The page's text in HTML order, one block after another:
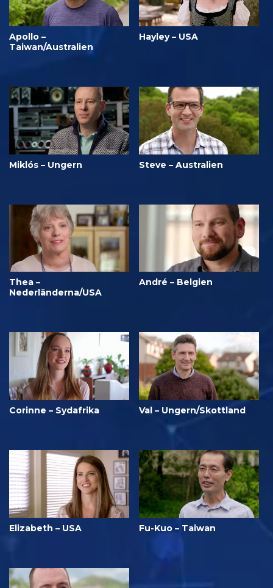
Apollo –
Taiwan/Australien
Hayley – USA
Miklós – Ungern Steve – Australien
Thea –
Nederländerna/USA
André – Belgien
Corinne – Sydafrika Val – Ungern/Skottland
Elizabeth – USA Fu-Kuo – Taiwan